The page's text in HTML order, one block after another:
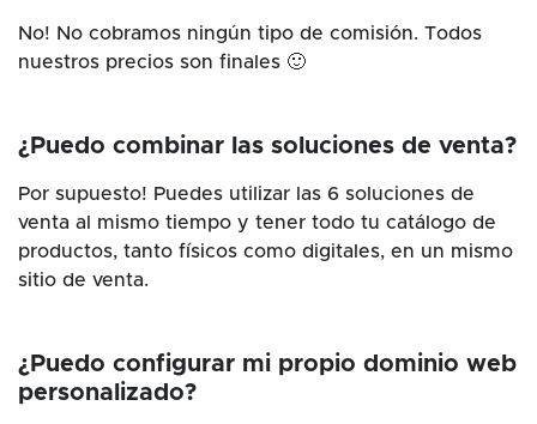
No! No cobramos ningún tipo de comisión. Todos
nuestros precios son finales 🙂
¿Puedo combinar las soluciones de venta?
Por supuesto! Puedes utilizar las 6 soluciones de
venta al mismo tiempo y tener todo tu catálogo de
productos, tanto físicos como digitales, en un mismo
sitio de venta.
¿Puedo configurar mi propio dominio web
personalizado?